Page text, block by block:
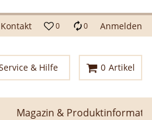
Kontakt 0 0 Anmelden
& Hilfe 0 Artikel
Magazin &